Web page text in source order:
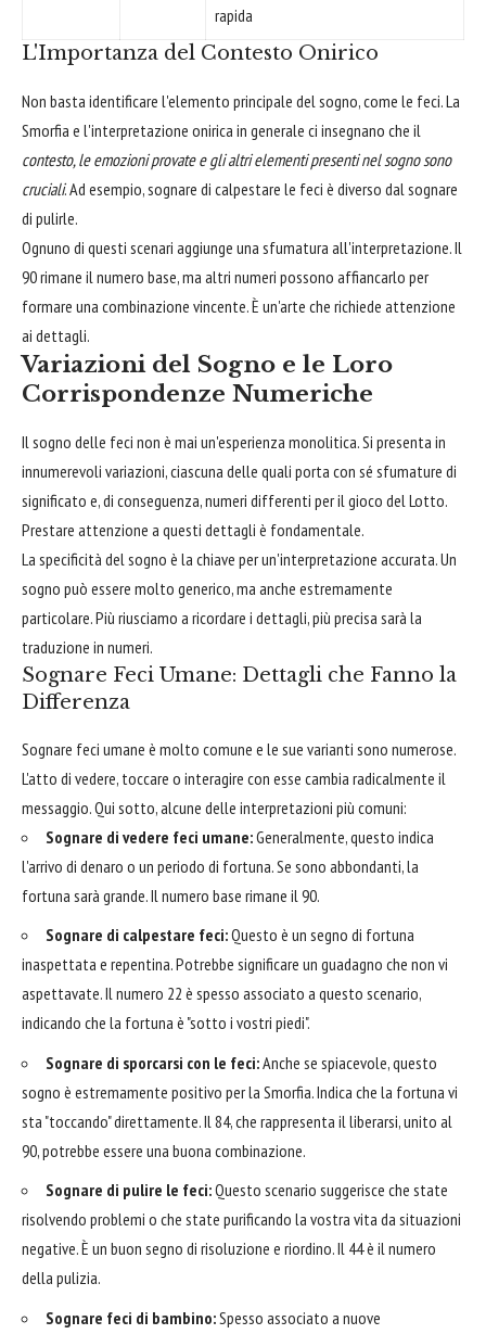
rapida
L'Importanza del Contesto Onirico
Non basta identificare l'elemento principale del sogno, come le feci. La
Smorfia e l'interpretazione onirica in generale ci insegnano che il
contesto, le emozioni provate e gli altri elementi presenti nel sogno sono
cruciali. Ad esempio, sognare di calpestare le feci è diverso dal sognare
di pulirle.
Ognuno di questi scenari aggiunge una sfumatura all'interpretazione. Il
90 rimane il numero base, ma altri numeri possono affiancarlo per
formare una combinazione vincente. È un'arte che richiede attenzione
ai dettagli.
Variazioni del Sogno e le Loro
Corrispondenze Numeriche
Il sogno delle feci non è mai un'esperienza monolitica. Si presenta in
innumerevoli variazioni, ciascuna delle quali porta con sé sfumature di
significato e, di conseguenza, numeri differenti per il gioco del Lotto.
Prestare attenzione a questi dettagli è fondamentale.
La specificità del sogno è la chiave per un'interpretazione accurata. Un
sogno può essere molto generico, ma anche estremamente
particolare. Più riusciamo a ricordare i dettagli, più precisa sarà la
traduzione in numeri.
Sognare Feci Umane: Dettagli che Fanno la
Differenza
Sognare feci umane è molto comune e le sue varianti sono numerose.
L'atto di vedere, toccare o interagire con esse cambia radicalmente il
messaggio. Qui sotto, alcune delle interpretazioni più comuni:
Sognare di vedere feci umane:Generalmente, questo indica
l'arrivo di denaro o un periodo di fortuna. Se sono abbondanti, la
fortuna sarà grande. Il numero base rimane il 90.
Sognare di calpestare feci:Questo è un segno di fortuna
inaspettata e repentina. Potrebbe significare un guadagno che non vi
aspettavate. Il numero 22 è spesso associato a questo scenario,
indicando che la fortuna è "sotto i vostri piedi".
Sognare di sporcarsi con le feci:Anche se spiacevole, questo
sogno è estremamente positivo per la Smorfia. Indica che la fortuna vi
sta "toccando" direttamente. Il 84, che rappresenta il liberarsi, unito al
90, potrebbe essere una buona combinazione.
Sognare di pulire le feci:Questo scenario suggerisce che state
risolvendo problemi o che state purificando la vostra vita da situazioni
negative. È un buon segno di risoluzione e riordino. Il 44 è il numero
della pulizia.
Sognare feci di bambino:Spesso associato a nuove